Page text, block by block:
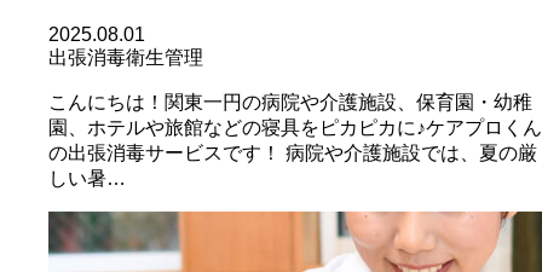
2025.08.01
出張消毒衛生管理
こんにちは！関東一円の病院や介護施設、保育園・幼稚
園、ホテルや旅館などの寝具をピカピカに♪ケアプロくん
の出張消毒サービスです！ 病院や介護施設では、夏の厳
しい暑…